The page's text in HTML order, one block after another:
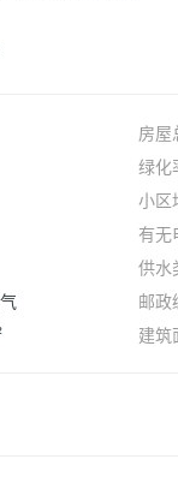
房屋
绿化
小区
有无
供水
邮政
建筑